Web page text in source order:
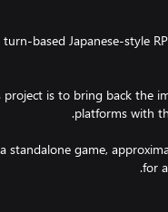
turn-based Japanese-style
project is to bring back the
a standalone game,